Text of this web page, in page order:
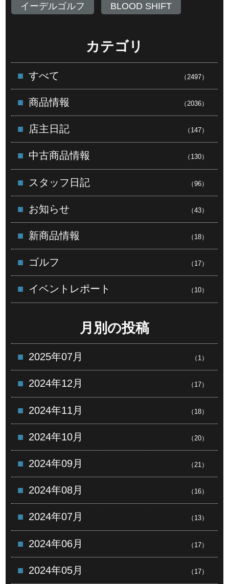
イーデルゴルフ BLOOD SHIFT
カテゴリ
すべて （2497）
商品情報 （2036）
店主日記 （147）
中古商品情報 （130）
スタッフ日記 （96）
お知らせ （43）
新商品情報 （18）
ゴルフ （17）
イベントレポート （10）
月別の投稿
2025年07月 （1）
2024年12月 （17）
2024年11月 （18）
2024年10月 （20）
2024年09月 （21）
2024年08月 （16）
2024年07月 （13）
2024年06月 （17）
2024年05月 （17）